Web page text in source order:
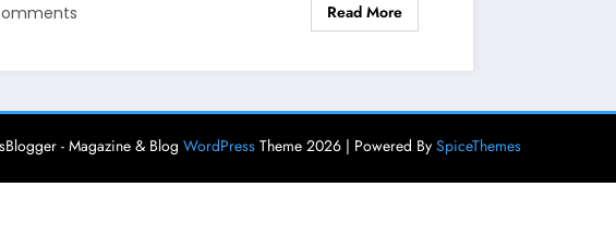
Read More
- Magazine & Blog WordPressTheme 2026 | Powered By SpiceThemes